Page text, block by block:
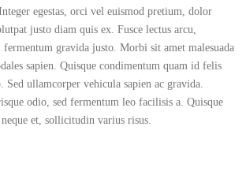
egestas, orci vel euismod pretium, dolor
justo diam quis ex. Fusce lectus arcu,
fermentum gravida justo. Morbi sit amet malesuada
sapien. Quisque condimentum quam id felis
Sed ullamcorper vehicula sapien ac gravida.
odio, sed fermentum leo facilisis a. Quisque
et, sollicitudin varius risus.